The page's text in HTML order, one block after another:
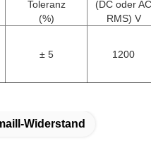
Toleranz
(%)
(DC oder AC
RMS) V
± 5
1200
Widerstand